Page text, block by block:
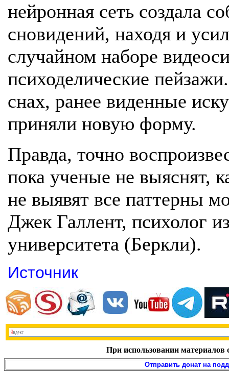
нейронная сеть создала
сновидений, находя и
случайном наборе
психоделические
снах, ранее виденные
приняли новую форму.
Правда, точно
пока ученые не выяснят,
не выявят все паттерны
Джек Галлент, психолог
университета (Беркли).
Источник
При использовании материалов
Отправить донат на